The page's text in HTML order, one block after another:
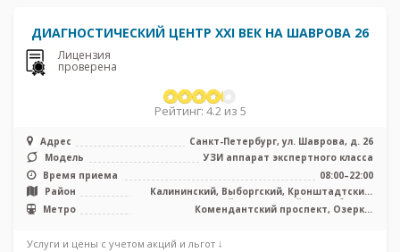
ДИАГНОСТИЧЕСКИЙ ЦЕНТР XXI ВЕК НА ШАВРОВА 26
Лицензия
проверена
Рейтинг: 4.2 из 5
Адрес
Санкт-Петербург, ул. Шаврова, д. 26
Модель
УЗИ аппарат экспертного класса
Время приема
08:00–22:00
Район
Калининский, Выборгский, Кронштадтский,
Курортный, Приморский, Лен. область
Метро
Комендантский проспект, Озерки,
Услуги и цены с учетом акций и льгот ↓